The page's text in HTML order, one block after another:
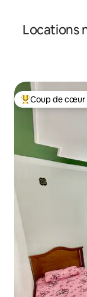
Locations
Coups de cœur
Coup de cœur